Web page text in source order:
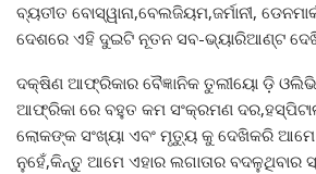
ବ୍ୟତୀତ ବୋସ୍ୱାନା,ବେଲଜିୟମ,ଜର୍ମାନୀ,
ଦେଶରେ ଏହି ଦୁଇଟି ନୂତନ ସବ-ଭ୍ୟାରିଆଣ୍ଟ
ଦକ୍ଷିଣ ଆଫ୍ରିକାର ବୈଜ୍ଞାନିକ ତୁଲୀୟୋ ଡ଼ି
ଆଫ୍ରିକା ରେ ବହୁତ କମ ସଂକ୍ରମଣ
ଲୋକଙ୍କ ସଂଖ୍ୟା ଏବଂ ମୃତ୍ୟୁ କୁ ଦେଖିକରି
ନୁହେଁ,କିନ୍ତୁ ଆମେ ଏହାର ଲଗାତାର